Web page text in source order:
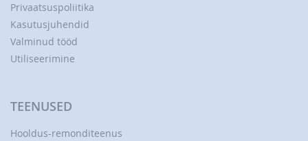
Privaatsuspoliitika
Kasutusjuhendid
Valminud tööd
Utiliseerimine
TEENUSED
Hooldus-remonditeenus